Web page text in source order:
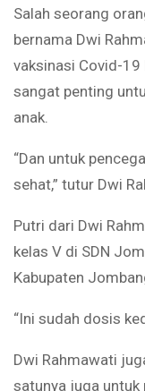
Salah seorang
bernama Dwi
vaksinasi Covid-19
sangat penting
anak.
“Dan untuk
sehat,” tutur Dwi
Putri dari Dwi
kelas V di SDN
Kabupaten
“Ini sudah dosis
Dwi Rahmawati
satunya juga untuk